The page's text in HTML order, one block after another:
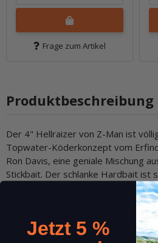
Frage zum Artikel
Produktbeschreibung
Der 4" Hellraizer von Z-Man ist
Topwater-Köderkonzept vom
Ron Davis, eine geniale Mischung
Stickbait. Der schlanke Hardbait ist
beim Einholen an die Oberfläche
entwickelte Tail Blade erhält der
Aktion. Er zerschneidet förmlich
Blade starke Vibrationen und
Jetzt 5 %